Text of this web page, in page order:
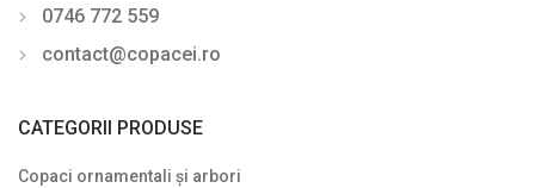
0746 772 559
contact@copacei.ro
CATEGORII PRODUSE
Copaci ornamentali și arbori